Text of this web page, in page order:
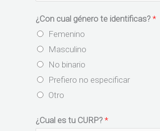
¿Con cual género te identificas? *
Femenino
Masculino
No binario
Prefiero no especificar
Otro
¿Cual es tu CURP? *